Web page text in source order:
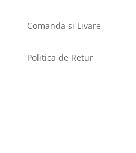
Comanda si Livare
Politica de Retur